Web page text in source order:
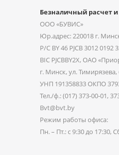
Безналичный расчет и
ООО «БУВИС»
Юр.адрес: 220018 г.
Р/С BY 46 PJCB 3012 0192
BIC PJCBBY2X, ОАО
г. Минск, ул. Тимирязева,
УНП 191358833 ОКПО
Тел./ф.: (017) 373-00-01,
Bvt@bvt.by
Режим работы офиса:
Пн. – Пт.: с 9:30 до 17:30,